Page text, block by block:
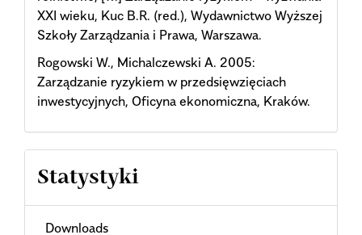
XXI wieku, Kuc B.R. (red.), Wydawnictwo Wyższej
Szkoły Zarządzania i Prawa, Warszawa.
Rogowski W., Michalczewski A. 2005:
Zarządzanie ryzykiem w przedsięwzięciach
inwestycyjnych, Oficyna ekonomiczna, Kraków.
Statystyki
Downloads